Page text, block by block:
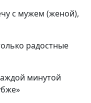
с мужем (женой),
радостные
минутой